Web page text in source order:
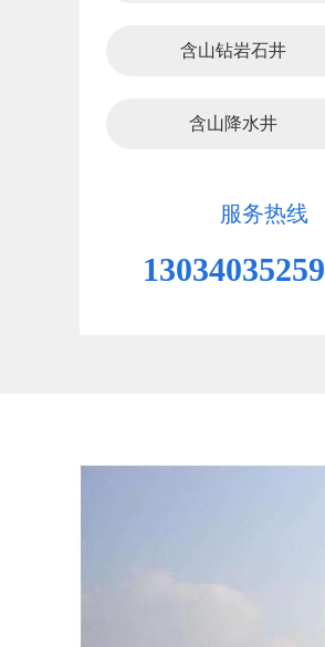
含山钻岩石井
含山降水井
服务热线
13034035259